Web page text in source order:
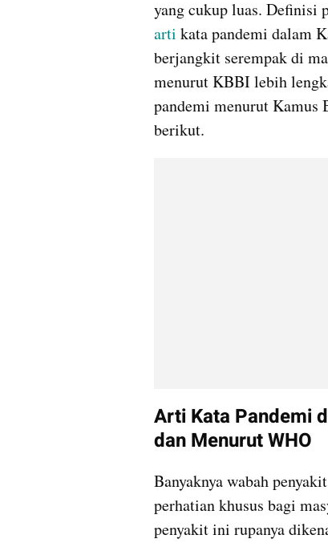
arti kata pandemi dalam
berjangkit serempak di
menurut KBBI lebih
pandemi menurut Kamus
berikut.
Arti Kata Pandemi
dan Menurut WHO
Banyaknya wabah
perhatian khusus bagi
penyakit ini rupanya